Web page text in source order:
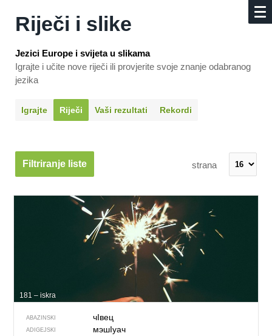
Riječi i slike
Jezici Europe i svijeta u slikama
Igrajte i učite nove riječi ili provjerite svoje znanje odabranog
jezika
Igrajte Riječi Vaši rezultati Rekordi
Filtriranje liste strana
181 – iskra
ABAZINSKI чIвец
ADIGEJSKI мэшIуач